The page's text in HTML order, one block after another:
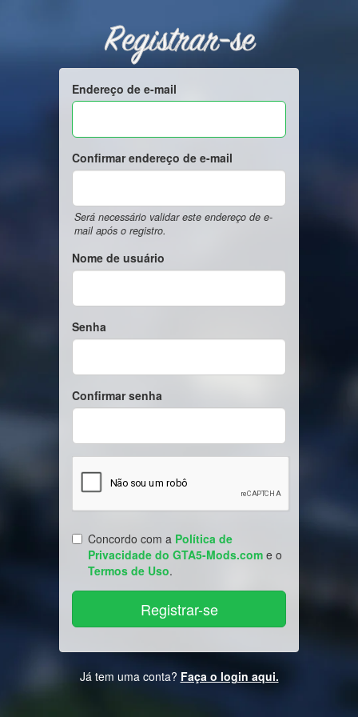
Registrar-se
Endereço de e-mail
Confirmar endereço de e-mail
Será necessário validar este endereço de e-
mail após o registro.
Nome de usuário
Senha
Confirmar senha
Concordo com a Política de
Privacidade do GTA5-Mods.com e o
Termos de Uso.
Já tem uma conta? Faça o login aqui.